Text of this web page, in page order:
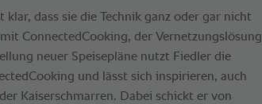
klar, dass sie die Technik ganz oder gar nicht
ConnectedCooking, der Vernetzungslösung
neuer Speisepläne nutzt Fiedler die
und lässt sich inspirieren, auch
Kaiserschmarren. Dabei schickt er von